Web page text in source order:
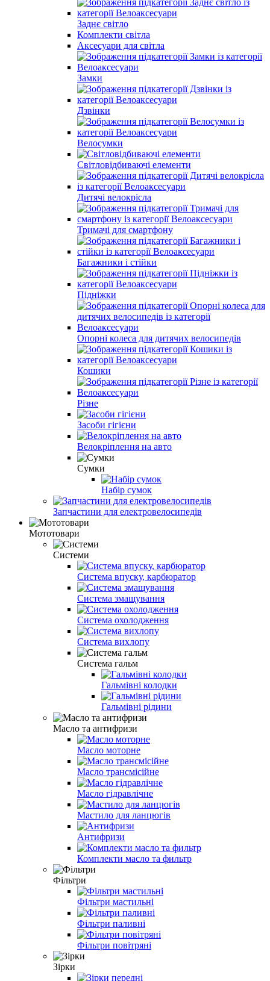
Заднє світло
Комплекти світла
Аксесуари для світла
Замки
Дзвінки
Велосумки
Світловідбиваючі елементи
Дитячі велокрісла
Тримачі для смартфону
Багажники і стійки
Підніжки
Опорні колеса для дитячих велосипедів
Кошики
Різне
Засоби гігієни
Велокріплення на авто
Сумки
Набір сумок
Запчастини для електровелосипедів
Мототовари
Системи
Система впуску, карбюратор
Система змащування
Система охолодження
Система вихлопу
Система гальм
Гальмівні колодки
Гальмівні рідини
Масло та антифризи
Масло моторне
Масло трансмісійне
Масло гідравлічне
Мастило для ланцюгів
Антифризи
Комплекти масло та фильтр
Фільтри
Фільтри мастильні
Фільтри паливні
Фільтри повітряні
Зірки